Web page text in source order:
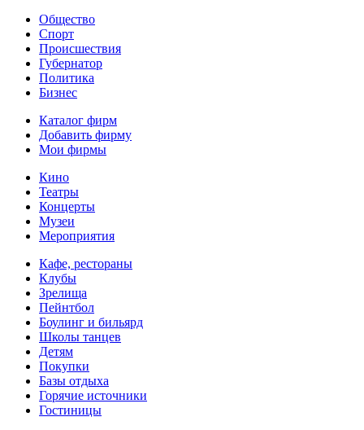
Общество
Спорт
Происшествия
Губернатор
Политика
Бизнес
Каталог фирм
Добавить фирму
Мои фирмы
Кино
Театры
Концерты
Музеи
Мероприятия
Кафе, рестораны
Клубы
Зрелища
Пейнтбол
Боулинг и бильярд
Школы танцев
Детям
Покупки
Базы отдыха
Горячие источники
Гостиницы